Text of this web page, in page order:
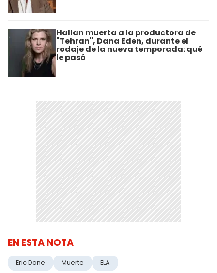
Hallan muerta a la productora de
"Tehran", Dana Eden, durante el
rodaje de la nueva temporada: qué
le pasó
EN ESTA NOTA
Eric Dane Muerte ELA